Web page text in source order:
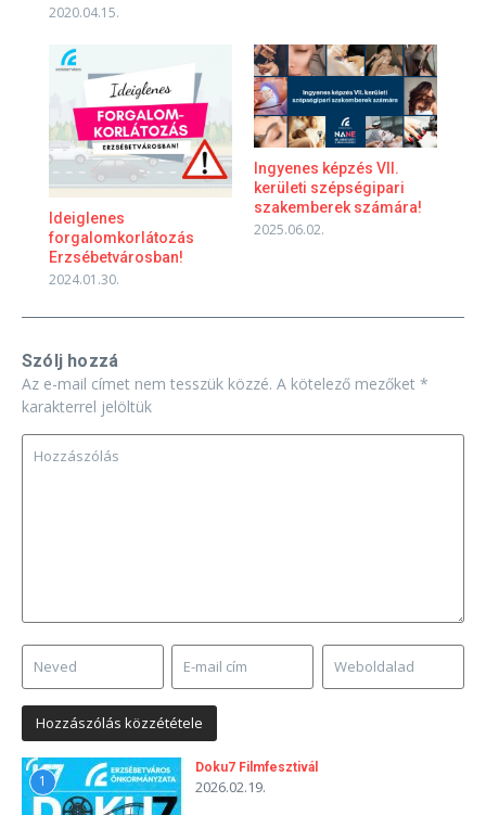
2020.04.15.
Ideiglenes
forgalomkorlátozás
Erzsébetvárosban!
2024.01.30.
Ingyenes képzés VII.
kerületi szépségipari
szakemberek számára!
2025.06.02.
Szólj hozzá
Az e-mail címet nem tesszük közzé. A kötelező mezőket *
karakterrel jelöltük
1
Doku7 Filmfesztivál
2026.02.19.